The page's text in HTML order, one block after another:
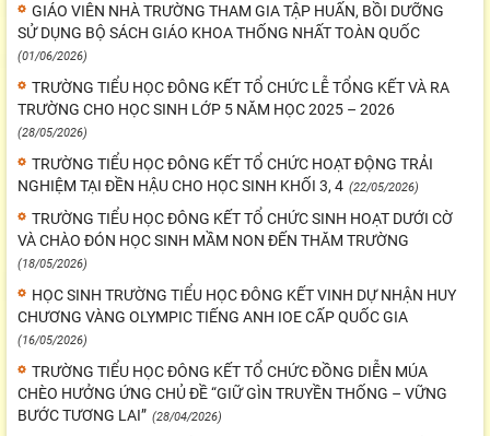
GIÁO VIÊN NHÀ TRƯỜNG THAM GIA TẬP HUẤN, BỒI DƯỠNG
SỬ DỤNG BỘ SÁCH GIÁO KHOA THỐNG NHẤT TOÀN QUỐC
(01/06/2026)
TRƯỜNG TIỂU HỌC ĐÔNG KẾT TỔ CHỨC LỄ TỔNG KẾT VÀ RA
TRƯỜNG CHO HỌC SINH LỚP 5 NĂM HỌC 2025 – 2026
(28/05/2026)
TRƯỜNG TIỂU HỌC ĐÔNG KẾT TỔ CHỨC HOẠT ĐỘNG TRẢI
NGHIỆM TẠI ĐỀN HẬU CHO HỌC SINH KHỐI 3, 4 (22/05/2026)
TRƯỜNG TIỂU HỌC ĐÔNG KẾT TỔ CHỨC SINH HOẠT DƯỚI CỜ
VÀ CHÀO ĐÓN HỌC SINH MẦM NON ĐẾN THĂM TRƯỜNG
(18/05/2026)
HỌC SINH TRƯỜNG TIỂU HỌC ĐÔNG KẾT VINH DỰ NHẬN HUY
CHƯƠNG VÀNG OLYMPIC TIẾNG ANH IOE CẤP QUỐC GIA
(16/05/2026)
TRƯỜNG TIỂU HỌC ĐÔNG KẾT TỔ CHỨC ĐỒNG DIỄN MÚA
CHÈO HƯỞNG ỨNG CHỦ ĐỀ “GIỮ GÌN TRUYỀN THỐNG – VỮNG
BƯỚC TƯƠNG LAI” (28/04/2026)